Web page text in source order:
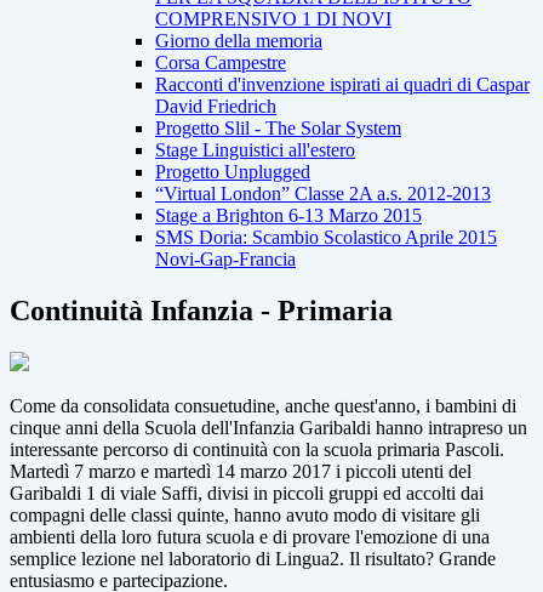
COMPRENSIVO 1 DI NOVI
Giorno della memoria
Corsa Campestre
Racconti d'invenzione ispirati ai quadri di Caspar
David Friedrich
Progetto Slil - The Solar System
Stage Linguistici all'estero
Progetto Unplugged
“Virtual London” Classe 2A a.s. 2012-2013
Stage a Brighton 6-13 Marzo 2015
SMS Doria: Scambio Scolastico Aprile 2015
Novi-Gap-Francia
Continuità Infanzia - Primaria
Come da consolidata consuetudine, anche quest'anno, i bambini di
cinque anni della Scuola dell'Infanzia Garibaldi hanno intrapreso un
interessante percorso di continuità con la scuola primaria Pascoli.
Martedì 7 marzo e martedì 14 marzo 2017 i piccoli utenti del
Garibaldi 1 di viale Saffi, divisi in piccoli gruppi ed accolti dai
compagni delle classi quinte, hanno avuto modo di visitare gli
ambienti della loro futura scuola e di provare l'emozione di una
semplice lezione nel laboratorio di Lingua2. Il risultato? Grande
entusiasmo e partecipazione.